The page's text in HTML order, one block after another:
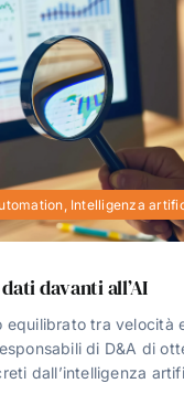
, Intelligenza
dati davanti all’AI
equilibrato tra velocità
di D&A di
dall’intelligenza